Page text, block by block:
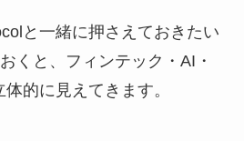
と一緒に押さえておきたい
くと、フィンテック・AI・
的に見えてきます。